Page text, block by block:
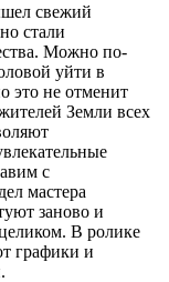
свежий
стали
Можно по-
уйти в
это не отменит
Земли всех
с
мастера
заново и
В ролике
графики и